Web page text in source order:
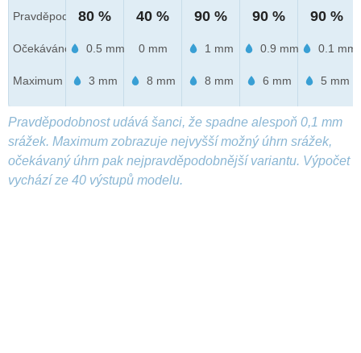
Pravděpod.
Očekáváno
Maximum
80 %
0.5 mm
3 mm
40 %
0 mm
8 mm
90 %
1 mm
8 mm
90 %
0.9 mm
6 mm
90 %
0.1 mm
5 mm
Pravděpodobnost udává šanci, že spadne alespoň 0,1 mm
srážek. Maximum zobrazuje nejvyšší možný úhrn srážek,
očekávaný úhrn pak nejpravděpodobnější variantu. Výpočet
vychází ze 40 výstupů modelu.